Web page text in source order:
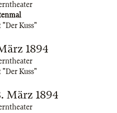
"Der Kuss"
1894
"Der Kuss"
März 1894